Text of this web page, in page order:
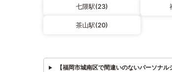
七隈駅(23)
茶山駅(20)
【福岡市城南区で間違いのないパーソナル